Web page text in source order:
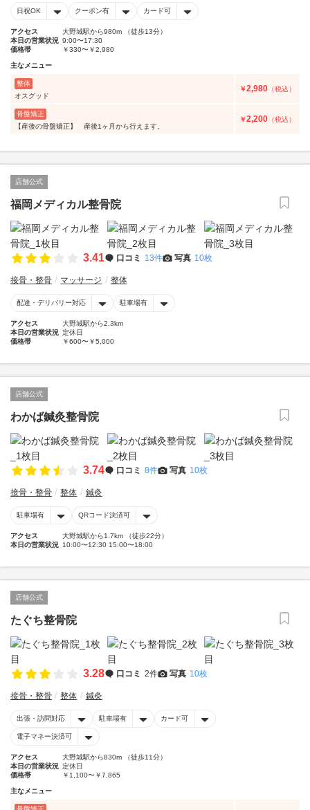
日祝OK クーポン有 カード可
アクセス
大野城駅から980m （徒歩13分）
本日の営業状況 9:00〜17:30
価格帯
￥330〜￥2,980
主なメニュー
整体
オスグッド
￥2,980 （税込）
骨盤矯正
【産後の骨盤矯正】 産後1ヶ月から行えます。
￥2,200 （税込）
店舗公式
福岡メディカル整骨院
3.41 口コミ 13件 写真 10枚
接骨・整骨 マッサージ 整体
配達・デリバリー対応 駐車場有
アクセス
大野城駅から2.3km
本日の営業状況 定休日
価格帯
￥600〜￥5,000
店舗公式
わかば鍼灸整骨院
3.74 口コミ 8件 写真 10枚
接骨・整骨 整体 鍼灸
駐車場有 QRコード決済可
アクセス
大野城駅から1.7km （徒歩22分）
本日の営業状況 10:00〜12:30 15:00〜18:00
店舗公式
たぐち整骨院
3.28 口コミ 2件 写真 10枚
接骨・整骨 整体 鍼灸
出張・訪問対応 駐車場有 カード可
電子マネー決済可
アクセス
大野城駅から830m （徒歩11分）
本日の営業状況 定休日
価格帯
￥1,100〜￥7,865
主なメニュー